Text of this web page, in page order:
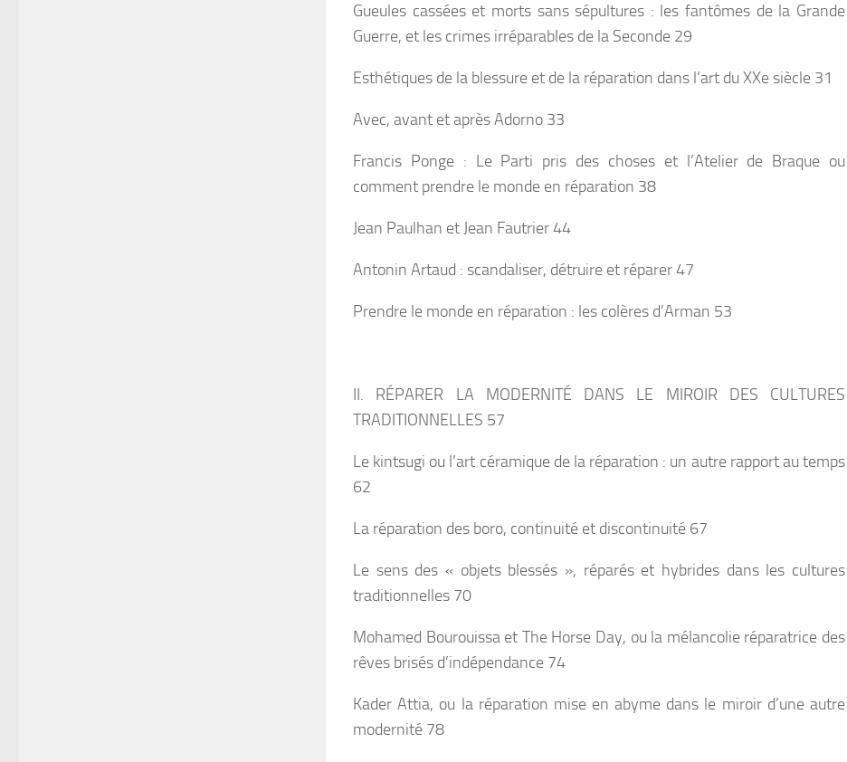
Gueules cassées et morts sans sépultures : les fantômes de la Grande
Guerre, et les crimes irréparables de la Seconde 29
Esthétiques de la blessure et de la réparation dans l’art du XXe siècle 31
Avec, avant et après Adorno 33
Francis Ponge : Le Parti pris des choses et l’Atelier de Braque ou
comment prendre le monde en réparation 38
Jean Paulhan et Jean Fautrier 44
Antonin Artaud : scandaliser, détruire et réparer 47
Prendre le monde en réparation : les colères d’Arman 53
II. RÉPARER LA MODERNITÉ DANS LE MIROIR DES CULTURES
TRADITIONNELLES 57
Le kintsugi ou l’art céramique de la réparation : un autre rapport au temps
62
La réparation des boro, continuité et discontinuité 67
Le sens des « objets blessés », réparés et hybrides dans les cultures
traditionnelles 70
Mohamed Bourouissa et The Horse Day, ou la mélancolie réparatrice des
rêves brisés d’indépendance 74
Kader Attia, ou la réparation mise en abyme dans le miroir d’une autre
modernité 78